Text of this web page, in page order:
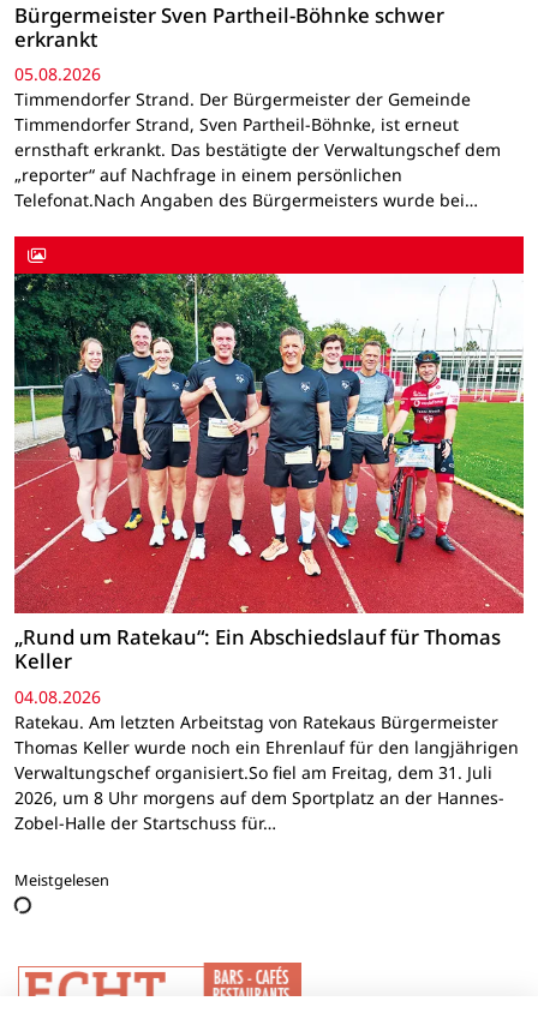
Bürgermeister Sven Partheil-Böhnke schwer
erkrankt
05.08.2026
Timmendorfer Strand. Der Bürgermeister der Gemeinde
Timmendorfer Strand, Sven Partheil-Böhnke, ist erneut
ernsthaft erkrankt. Das bestätigte der Verwaltungschef dem
„reporter“ auf Nachfrage in einem persönlichen
Telefonat.Nach Angaben des Bürgermeisters wurde bei…
„Rund um Ratekau“: Ein Abschiedslauf für Thomas
Keller
04.08.2026
Ratekau. Am letzten Arbeitstag von Ratekaus Bürgermeister
Thomas Keller wurde noch ein Ehrenlauf für den langjährigen
Verwaltungschef organisiert.So fiel am Freitag, dem 31. Juli
2026, um 8 Uhr morgens auf dem Sportplatz an der Hannes-
Zobel-Halle der Startschuss für…
Meistgelesen